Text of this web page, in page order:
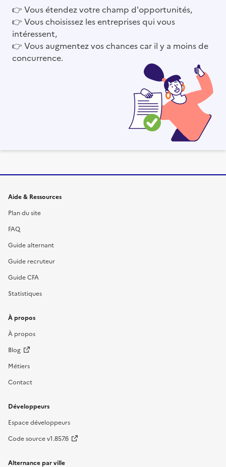
👉 Vous étendez votre champ d'opportunités,
👉 Vous choisissez les entreprises qui vous
intéressent,
👉 Vous augmentez vos chances car il y a moins de
concurrence.
Informations et liens du site
Aide & Ressources
Plan du site
FAQ
Guide alternant
Guide recruteur
Guide CFA
Statistiques
À propos
À propos
Blog
Métiers
Contact
Développeurs
Espace développeurs
Code source v1.857.6
Alternance par ville